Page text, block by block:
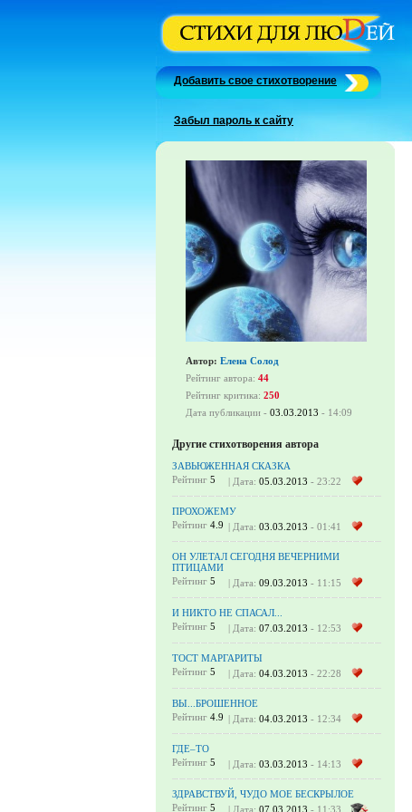
Добавить свое стихотворение
Забыл пароль к сайту
Автор: Елена Солод
Рейтинг автора: 44
Рейтинг критика: 250
Дата публикации - 03.03.2013 - 14:09
Другие стихотворения автора
ЗАВЬЮЖЕННАЯ СКАЗКА
Рейтинг 5 | Дата: 05.03.2013 - 23:22
ПРОХОЖЕМУ
Рейтинг 4.9 | Дата: 03.03.2013 - 01:41
ОН УЛЕТАЛ СЕГОДНЯ ВЕЧЕРНИМИ
ПТИЦАМИ
Рейтинг 5 | Дата: 09.03.2013 - 11:15
И НИКТО НЕ СПАСАЛ...
Рейтинг 5 | Дата: 07.03.2013 - 12:53
ТОСТ МАРГАРИТЫ
Рейтинг 5 | Дата: 04.03.2013 - 22:28
ВЫ...БРОШЕННОЕ
Рейтинг 4.9 | Дата: 04.03.2013 - 12:34
ГДЕ–ТО
Рейтинг 5 | Дата: 03.03.2013 - 14:13
ЗДРАВСТВУЙ, ЧУДО МОЕ БЕСКРЫЛОЕ
Рейтинг 5 | Дата: 07.03.2013 - 11:33